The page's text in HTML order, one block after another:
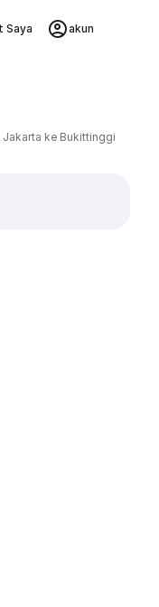
Saya akun
Jakarta ke Bukittinggi